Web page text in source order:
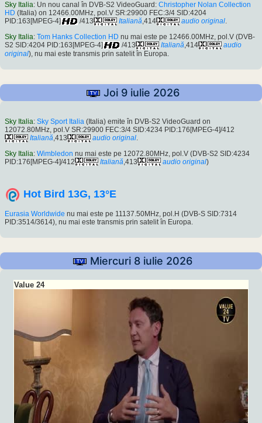
Sky Italia: Un nou canal în DVB-S2 VideoGuard: Christopher Nolan Collection
HD (Italia) on 12466.00MHz, pol.V SR:29900 FEC:3/4 SID:4204
PID:163[MPEG-4]
/413 Italiană,414 audio original.
Sky Italia: Tom Hanks Collection HD nu mai este pe 12466.00MHz, pol.V (DVB-
S2 SID:4204 PID:163[MPEG-4]
/413 Italiană,414
audio
original), nu mai este transmis prin satelit în Europa.
Joi 9 iulie 2026
Sky Italia: Sky Sport Italia (Italia) emite în DVB-S2 VideoGuard on
12072.80MHz, pol.V SR:29900 FEC:3/4 SID:4234 PID:176[MPEG-4]/412
Italiană ,413 audio original
Sky Italia: Wimbledon nu mai este pe 12072.80MHz, pol.V (DVB-S2 SID:4234
PID:176[MPEG-4]/412
Italiană ,413 audio original)
Hot Bird 13G, 13°E
Eurasia Worldwide nu mai este pe 11137.50MHz, pol.H (DVB-S SID:7314
PID:3514/3614), nu mai este transmis prin satelit în Europa.
Miercuri 8 iulie 2026
Value 24